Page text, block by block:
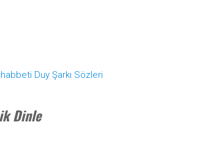
Duy Şarkı Sözleri
Dinle